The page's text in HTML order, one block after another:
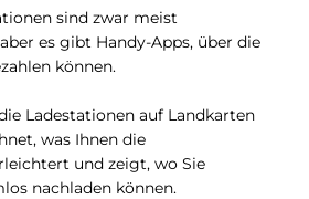
sind zwar meist
es gibt Handy-Apps, über die
können.
Ladestationen auf Landkarten
was Ihnen die
und zeigt, wo Sie
nachladen können.